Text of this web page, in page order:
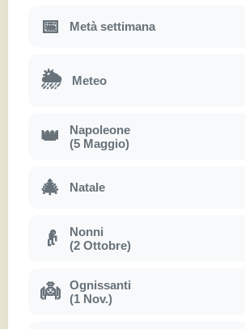
📅 Metà settimana
🌦 Meteo
👑
Napoleone
(5 Maggio)
🎄 Natale
👴
Nonni
(2 Ottobre)
👼
Ognissanti
(1 Nov.)